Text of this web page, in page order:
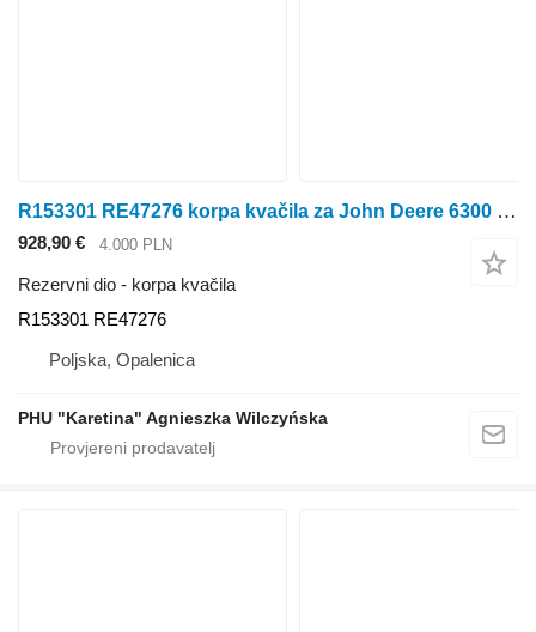
R153301 RE47276 korpa kvačila za John Deere 6300 6100 6200 6400 traktora na kotačima
928,90 € 4.000 PLN
Rezervni dio - korpa kvačila
R153301 RE47276
Poljska, Opalenica
PHU "Karetina" Agnieszka Wilczyńska